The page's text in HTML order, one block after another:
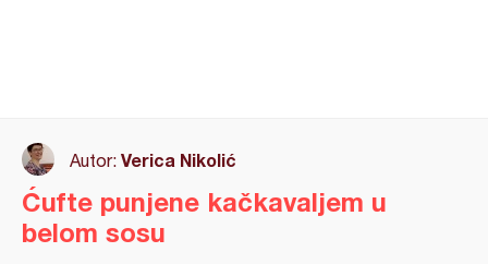
Autor: Verica Nikolić
Ćufte punjene kačkavaljem u
belom sosu